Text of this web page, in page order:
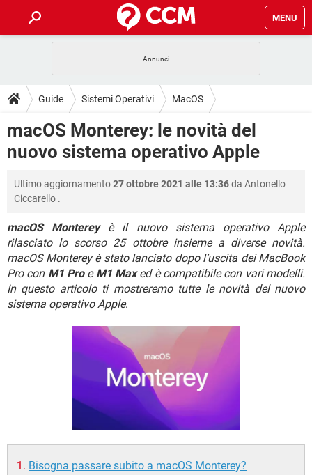
MENU
INTRATTENIMENTO ANDROID
iOS WINDOWS 10
INSTAGRAM WHATSAPP
HARDWARE
GUIDE
COVID-19
INTRATTENIMENTO ANDROID
INSTAGRAM WHATSAPP
HARDWARE
DOWNLOAD
COVID-19 GAMING
iOS
INSTAGRAM WHATSAPP
TIKTOK FACEBOOK
HARDWARE
FORUM
COVID-19 GAMING
iOS WINDOWS 10
INSTAGRAM WHATSAPP
TIKTOK FACEBOOK
HARDWARE
GLOSSARIO
COVID-19 GAMING
INTRATTENIMENTO ANDROID
iOS WINDOWS 10
INSTAGRAM WHATSAPP
Guide Sistemi Operativi MacOS
macOS Monterey: le novità del
nuovo sistema operativo Apple
Ultimo aggiornamento27 ottobre 2021 alle 13:36da Antonello
Ciccarello .
macOS Montereyè il nuovo sistema operativo Apple
rilasciato lo scorso 25 ottobre insieme a diverse novità.
macOS Monterey è stato lanciato dopo l’uscita dei MacBook
Pro con M1 Proe M1 Maxed è compatibile con vari modelli.
In questo articolo ti mostreremo tutte le novità del nuovo
sistema operativo Apple.
Bisogna passare subito a macOS Monterey?